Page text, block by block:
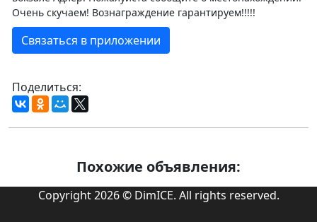
Очень скучаем! Вознаграждение гарантируем!!!!!
Связаться в приложении
Поделиться:
Похожие объявления:
Copyright 2026 © DimICE. All rights reserved.